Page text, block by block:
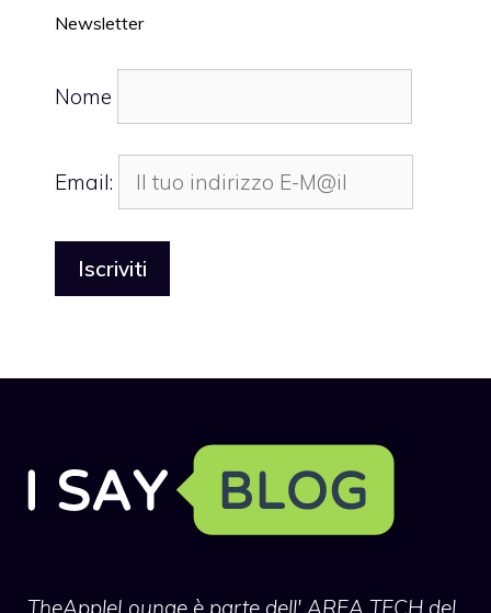
Newsletter
Nome
Email:
TheAppleLounge è parte dell' AREA TECH del